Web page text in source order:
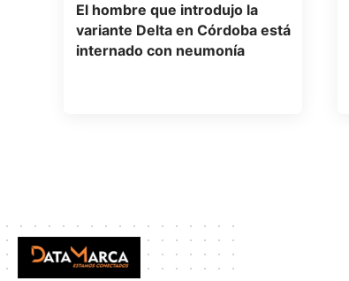
El hombre que introdujo la
variante Delta en Córdoba está
internado con neumonía